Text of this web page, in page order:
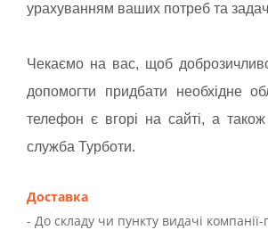
урахуванням ваших потреб та
Чекаємо на вас, щоб
допомогти придбати необхідне
телефон є вгорі на сайті, а
служба Турботи.
Доставка
- До складу чи пункту видачі компанії-